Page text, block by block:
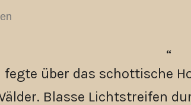
fegte über das schottische
Blasse Lichtstreifen